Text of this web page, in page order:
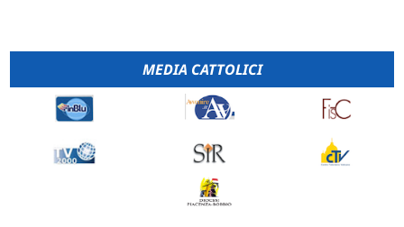
MEDIA CATTOLICI